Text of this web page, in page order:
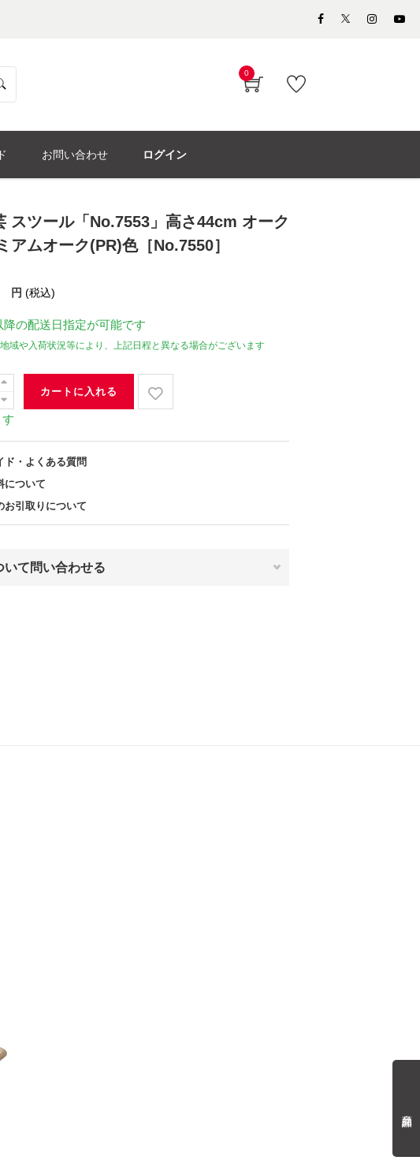
0
お問い合わせ ログイン
スツール「No.7553」高さ44cm オーク
アムオーク(PR)色［No.7550］
円 (税込)
降の配送日指定が可能です
域や入荷状況等により、上記日程と異なる場合がございます
カートに入れる
ド・よくある質問
について
お引取りについて
いて問い合わせる